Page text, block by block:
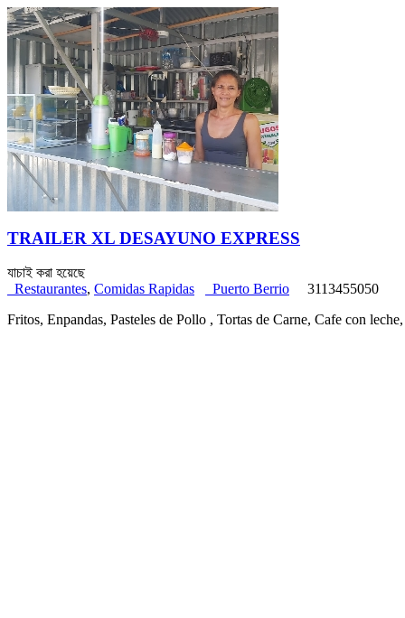
TRAILER XL DESAYUNO EXPRESS
যাচাই করা হয়েছে
Restaurantes, Comidas Rapidas Puerto Berrio
3113455050
Fritos, Enpandas, Pasteles de Pollo , Tortas de Carne, Cafe con